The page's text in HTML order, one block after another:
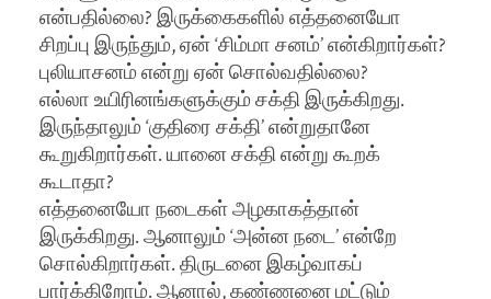
என்பதில்லை? இருக்கைகளில் எத்தனையோ
சிறப்பு இருந்தும், ஏன் ‘சிம்மா சனம்’ என்கிறார்கள்?
புலியாசனம் என்று ஏன் சொல்வதில்லை?
எல்லா உயிரினங்களுக்கும் சக்தி இருக்கிறது.
இருந்தாலும் ‘குதிரை சக்தி’ என்றுதானே
கூறுகிறார்கள். யானை சக்தி என்று கூறக்
கூடாதா?
எத்தனையோ நடைகள் அழகாகத்தான்
இருக்கிறது. ஆனாலும் ‘அன்ன நடை’ என்றே
சொல்கிறார்கள். திருடனை இகழ்வாகப்
பார்க்கிறோம். ஆனால், கண்ணனை மட்டும்